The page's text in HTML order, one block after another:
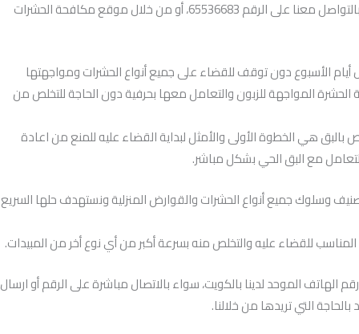
البق نهائيا وبشكل سريع وذالك بالتواصل معنا على الرقم 65536683، أو من خلال موقع مكافحة الحشرات
الأسبوع دون توقف للقضاء على جميع أنواع الحشرات ومواجهتها
الحشرة المواجهة للزبون والتعامل معها بحرفية دون الحاجة للتخلص من
بالبق هي الخطوة الأولى والأمثل لبداية القضاء عليه للمنع من اعادة
مع البق الحي بشكل مباشر.
وسلوك جميع أنواع الحشرات والقوارض المنزلية ونستهدف حلها السريع
المناسب للقضاء عليه والتخلص منه بسرعة أكبر من أي نوع أخر من المبيدات.
الهاتف الموحد لدينا بالكويت، سواء بالاتصال مباشرة على الرقم أو ارسال
التي تريدها من خلالنا.